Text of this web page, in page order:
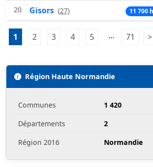
20 Gisors (27) 11 700
Pagination:
1 Page 1
2 Page 2
3 Page 3
4 Page 4
5 Page 5
... 71 >
Région Haute Normandie
Communes
1 420
Départements
2
Région 2016
Normandie